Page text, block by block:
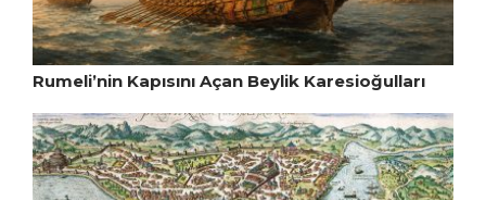
Rumeli’nin Kapısını Açan Beylik Karesioğulları